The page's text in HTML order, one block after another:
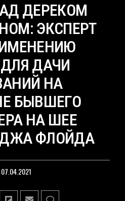
ДЕРЕКОМ
ЭКСПЕРТ
ДАЧИ
НА
БЫВШЕГО
НА ШЕЕ
ФЛОЙДА
07.04.2021